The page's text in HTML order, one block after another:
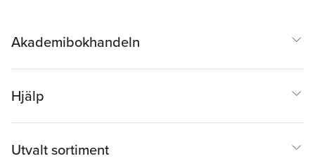
Akademibokhandeln
Hjälp
Utvalt sortiment